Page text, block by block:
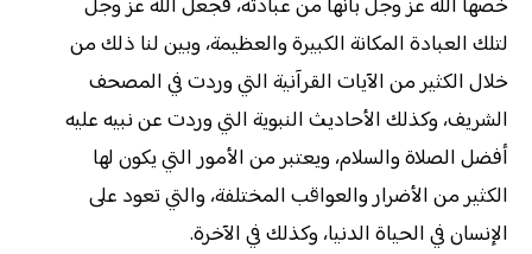
لتلك العبادة المكانة الكبيرة والعظيمة، وبين لنا ذلك من
خلال الكثير من الآيات القرآنية التي وردت في المصحف
الشريف، وكذلك الأحاديث النبوية التي وردت عن نبيه عليه
أفضل الصلاة والسلام، ويعتبر من الأمور التي يكون لها
الكثير من الأضرار والعواقب المختلفة، والتي تعود على
الإنسان في الحياة الدنيا، وكذلك في الآخرة.